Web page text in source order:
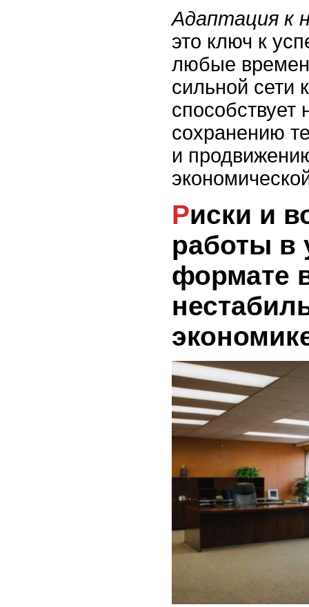
Адаптация к
это ключ к
любые
сильной сети
способствует
сохранению
и
Риски и возможности
работы в
формате